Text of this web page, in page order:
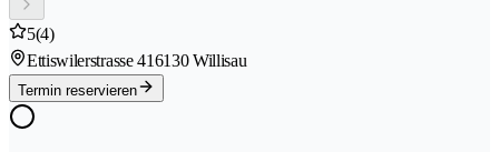
5(4)
Ettiswilerstrasse 416130 Willisau
Termin reservieren